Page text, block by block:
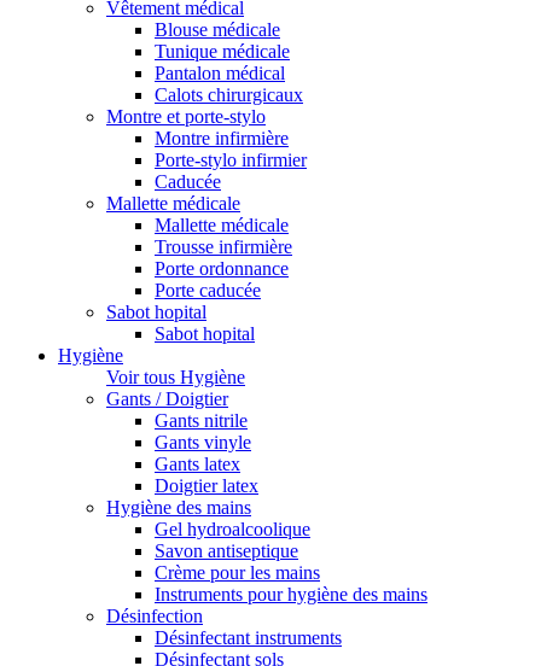
Vêtement médical
Blouse médicale
Tunique médicale
Pantalon médical
Calots chirurgicaux
Montre et porte-stylo
Montre infirmière
Porte-stylo infirmier
Caducée
Mallette médicale
Mallette médicale
Trousse infirmière
Porte ordonnance
Porte caducée
Sabot hopital
Sabot hopital
Hygiène
Voir tous Hygiène
Gants / Doigtier
Gants nitrile
Gants vinyle
Gants latex
Doigtier latex
Hygiène des mains
Gel hydroalcoolique
Savon antiseptique
Crème pour les mains
Instruments pour hygiène des mains
Désinfection
Désinfectant instruments
Désinfectant sols